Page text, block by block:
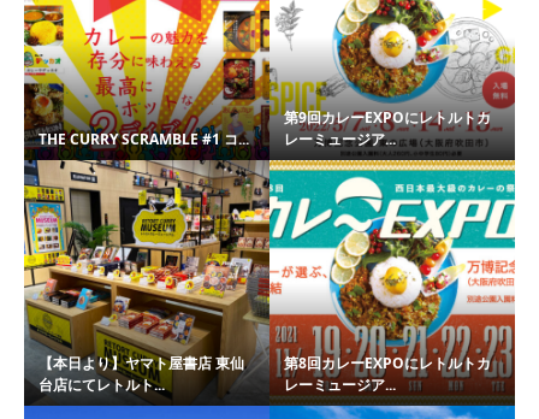
THE CURRY SCRAMBLE #1 コ...
第9回カレーEXPOにレトルトカ
レーミュージア...
【本日より】ヤマト屋書店 東仙
台店にてレトルト...
第8回カレーEXPOにレトルトカ
レーミュージア...